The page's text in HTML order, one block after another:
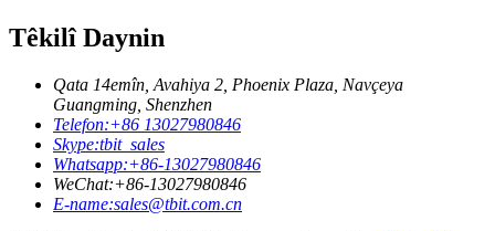
Têkilî Daynin
Qata 14emîn, Avahiya 2, Phoenix Plaza, Navçeya
Guangming, Shenzhen
Telefon:+86 13027980846
Skype:tbit_sales
Whatsapp:+86-13027980846
WeChat:+86-13027980846
E-name:sales@tbit.com.cn